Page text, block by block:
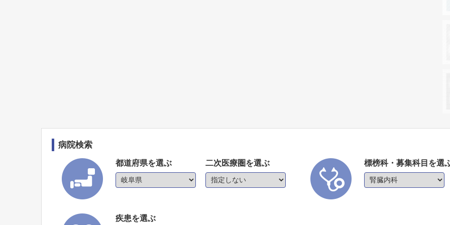
病院検索
都道府県を選ぶ 二次医療圏を選ぶ 標榜科・募集科目を選
疾患を選ぶ